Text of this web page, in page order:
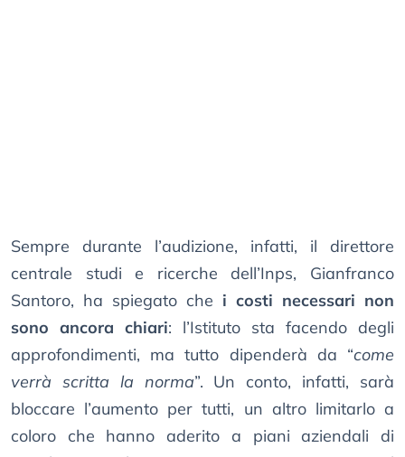
Sempre durante l’audizione, infatti, il direttore
centrale studi e ricerche dell’Inps, Gianfranco
Santoro, ha spiegato che i costi necessari non
sono ancora chiari: l’Istituto sta facendo degli
approfondimenti, ma tutto dipenderà da “come
verrà scritta la norma”. Un conto, infatti, sarà
bloccare l’aumento per tutti, un altro limitarlo a
coloro che hanno aderito a piani aziendali di